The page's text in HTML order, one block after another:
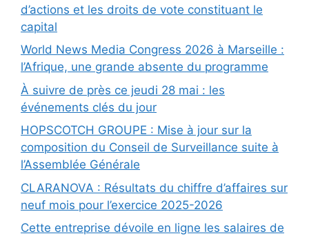
d’actions et les droits de vote constituant le
capital
World News Media Congress 2026 à Marseille :
l’Afrique, une grande absente du programme
À suivre de près ce jeudi 28 mai : les
événements clés du jour
HOPSCOTCH GROUPE : Mise à jour sur la
composition du Conseil de Surveillance suite à
l’Assemblée Générale
CLARANOVA : Résultats du chiffre d’affaires sur
neuf mois pour l’exercice 2025-2026
Cette entreprise dévoile en ligne les salaires de